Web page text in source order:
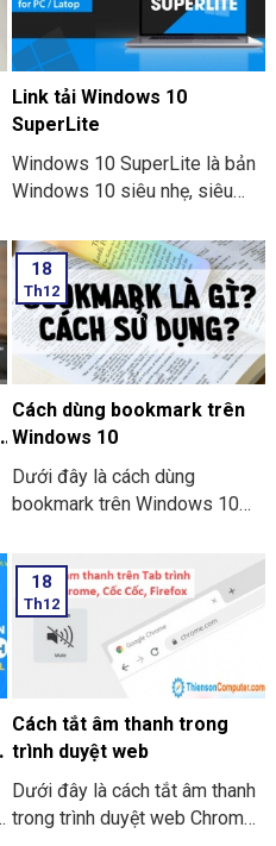
hiện tại nhà.
Link tải Windows 10
SuperLite
Windows 10 SuperLite là bản
Windows 10 siêu nhẹ, siêu
thông số kỹ thuật yếu hoàn
toàn có thể vận động mượt
mà. Windows 10 SuperLite đã
được tích hợp các bản cập
nhật mới nhất cho tới tháng 9
năm 2021.
18
Th12
Cách dùng bookmark trên
Windows 10
Dưới đây là cách dùng
bookmark trên Windows 10
18
Th12
Cách tắt âm thanh trong
trình duyệt web
Dưới đây là cách tắt âm thanh
trong trình duyệt web Chrome,